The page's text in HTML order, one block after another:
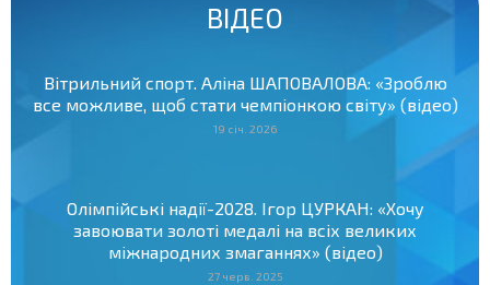
ВІДЕО
Вітрильний спорт. Аліна ШАПОВАЛОВА: «Зроблю
все можливе, щоб стати чемпіонкою світу» (відео)
19 січ. 2026
Олімпійські надії-2028. Ігор ЦУРКАН: «Хочу
завоювати золоті медалі на всіх великих
міжнародних змаганнях» (відео)
27 черв. 2025